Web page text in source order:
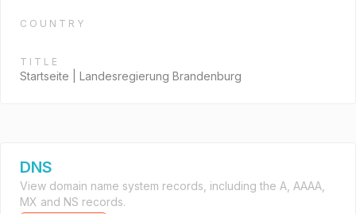
COUNTRY
TITLE
Startseite | Landesregierung Brandenburg
DNS
View domain name system records, including the A, AAAA,
MX and NS records.